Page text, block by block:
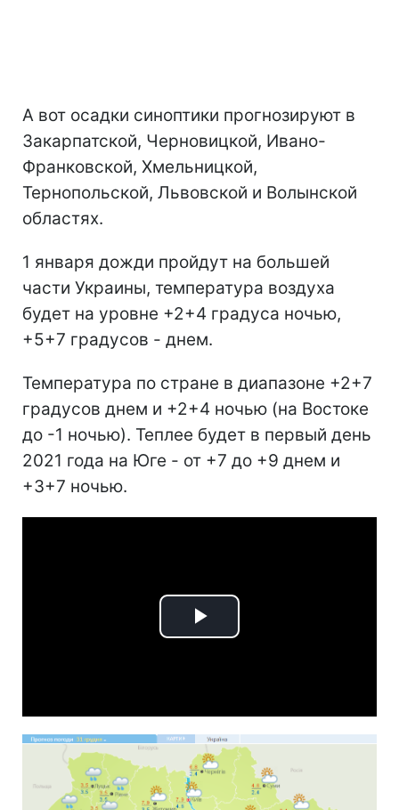
А вот осадки синоптики прогнозируют в
Закарпатской, Черновицкой, Ивано-
Франковской, Хмельницкой,
Тернопольской, Львовской и Волынской
областях.
1 января дожди пройдут на большей
части Украины, температура воздуха
будет на уровне +2+4 градуса ночью,
+5+7 градусов - днем.
Температура по стране в диапазоне +2+7
градусов днем и +2+4 ночью (на Востоке
до -1 ночью). Теплее будет в первый день
2021 года на Юге - от +7 до +9 днем и
+3+7 ночью.
Play